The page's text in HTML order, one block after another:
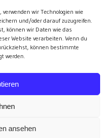
wir Technologien wie
und/oder darauf zuzugreifen.
können wir Daten wie das
Website verarbeiten. Wenn du
können bestimmte
werden.
ansehen